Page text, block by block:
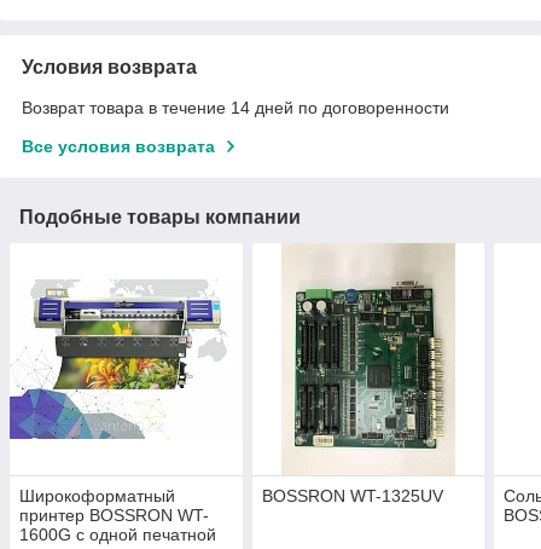
Условия возврата
Возврат товара в течение 14 дней по договоренности
Все условия возврата
Подобные товары компании
Широкоформатный
принтер BOSSRON WT-
1600G с одной печатной
BOSSRON WT-1325UV